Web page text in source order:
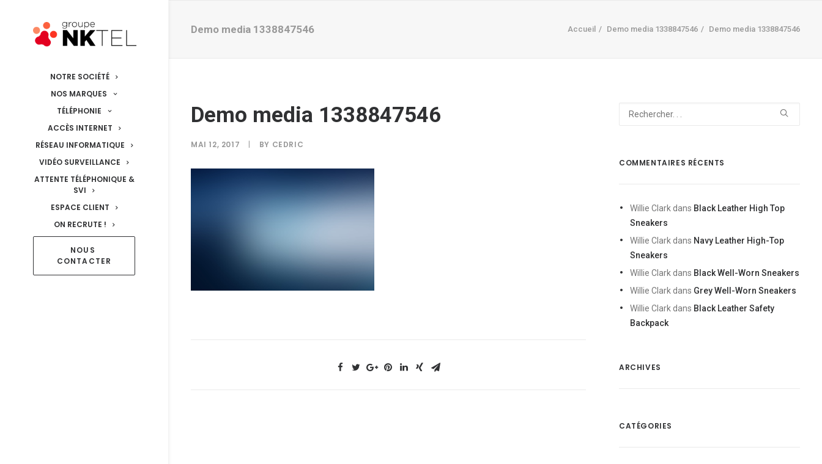
NOTRE SOCIÉTÉ
NOS MARQUES
TÉLÉPHONIE
ACCÈS INTERNET
RÉSEAU INFORMATIQUE
VIDÉO SURVEILLANCE
ATTENTE TÉLÉPHONIQUE &
SVI
ESPACE CLIENT
ON RECRUTE !
NOUS
CONTACTER
Demo media 1338847546 Accueil Demo media 1338847546 Demo media 1338847546
Demo media 1338847546
MAI 12, 2017 | BY CEDRIC
COMMENTAIRES RÉCENTS
Willie Clark dans Black Leather High Top
Sneakers
Willie Clark dans Navy Leather High-Top
Sneakers
Willie Clark dans Black Well-Worn Sneakers
Willie Clark dans Grey Well-Worn Sneakers
Willie Clark dans Black Leather Safety
Backpack
ARCHIVES
CATÉGORIES